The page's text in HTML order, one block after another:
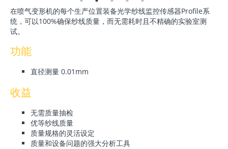
在喷气变形机的每个生产位置装备光学纱线监控传感器Profile系
统，可以100%确保纱线质量，而无需耗时且不精确的实验室测
试。
功能
直径测量 0.01mm
收益
无需质量抽检
优等纱线质量
质量规格的灵活设定
质量和设备问题的强大分析工具